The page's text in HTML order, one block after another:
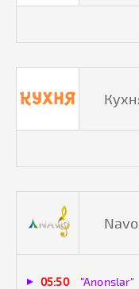
Navo
05:50 "Anonslar"